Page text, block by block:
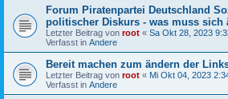
Forum Piratenpartei Deutschland
politischer Diskurs - was muss sich
Letzter Beitrag von root « Sa Okt 28, 2023
Verfasst in Andere
Bereit machen zum ändern der
Letzter Beitrag von root « Mi Okt 04, 2023
Verfasst in Andere